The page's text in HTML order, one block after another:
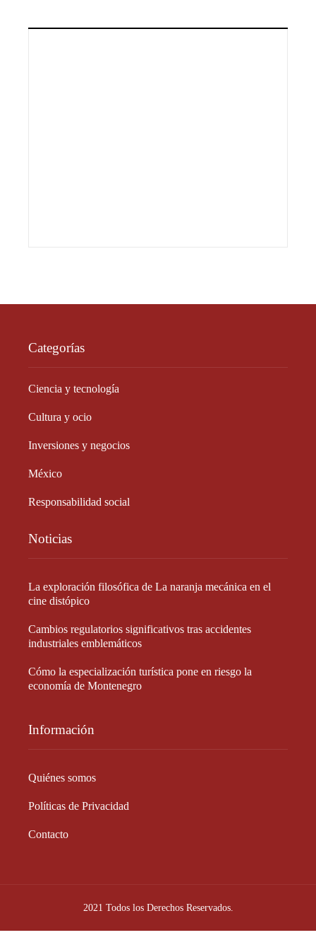
Categorías
Ciencia y tecnología
Cultura y ocio
Inversiones y negocios
México
Responsabilidad social
Noticias
La exploración filosófica de La naranja mecánica en el
cine distópico
Cambios regulatorios significativos tras accidentes
industriales emblemáticos
Cómo la especialización turística pone en riesgo la
economía de Montenegro
Información
Quiénes somos
Políticas de Privacidad
Contacto
2021 Todos los Derechos Reservados.